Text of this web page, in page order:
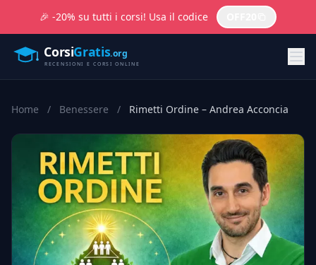
🎉 -20% su tutti i corsi! Usa il codice
Home / Benessere / Rimetti Ordine – Andrea Acconcia